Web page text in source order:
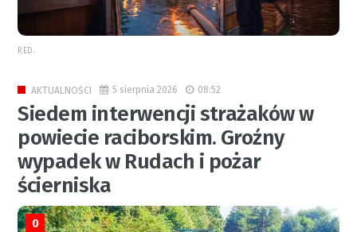
RED.
AKTUALNOŚCI 5 sierpnia 2026 08:52
Siedem interwencji strażaków w
powiecie raciborskim. Groźny
wypadek w Rudach i pożar
ścierniska
0